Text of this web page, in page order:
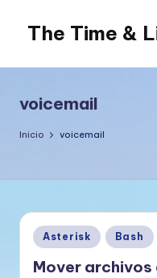
contenido
The Time &
Dream...
voicemail
Inicio voicemail
Publicado
en
Asterisk Bash
Mover archivos